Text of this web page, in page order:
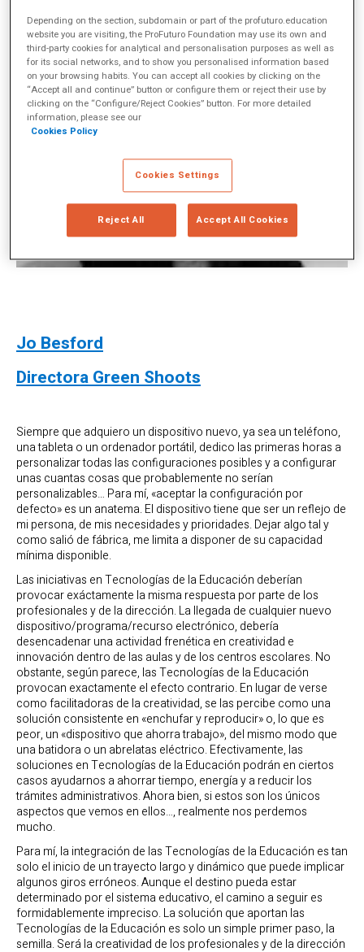
ed.review.
Para leer el artículo original en inglés, haga clic
Sigue la actualidad de WISE en@WISE_es.
Jo Besford
Directora Green Shoots
Siempre que adquiero un dispositivo nuevo, ya sea un teléfono,
una tableta o un ordenador portátil, dedico las primeras horas a
personalizar todas las configuraciones posibles y a configurar
unas cuantas cosas que probablemente no serían
personalizables… Para mí, «aceptar la configuración por
defecto» es un anatema. El dispositivo tiene que ser un reflejo de
mi persona, de mis necesidades y prioridades. Dejar algo tal y
como salió de fábrica, me limita a disponer de su capacidad
mínima disponible.
Las iniciativas en Tecnologías de la Educación deberían
provocar exáctamente la misma respuesta por parte de los
profesionales y de la dirección. La llegada de cualquier nuevo
dispositivo/programa/recurso electrónico, debería
desencadenar una actividad frenética en creatividad e
innovación dentro de las aulas y de los centros escolares. No
obstante, según parece, las Tecnologías de la Educación
provocan exactamente el efecto contrario. En lugar de verse
como facilitadoras de la creatividad, se las percibe como una
solución consistente en «enchufar y reproducir» o, lo que es
peor, un «dispositivo que ahorra trabajo», del mismo modo que
una batidora o un abrelatas eléctrico. Efectivamente, las
soluciones en Tecnologías de la Educación podrán en ciertos
casos ayudarnos a ahorrar tiempo, energía y a reducir los
trámites administrativos. Ahora bien, si estos son los únicos
aspectos que vemos en ellos…, realmente nos perdemos
mucho.
Para mí, la integración de las Tecnologías de la Educación es tan
solo el inicio de un trayecto largo y dinámico que puede implicar
algunos giros erróneos. Aunque el destino pueda estar
determinado por el sistema educativo, el camino a seguir es
formidablemente impreciso. La solución que aportan las
Tecnologías de la Educación es solo un simple primer paso, la
semilla. Será la creatividad de los profesionales y de la dirección
Depending on the section, subdomain or part of the profuturo.education
website you are visiting, the ProFuturo Foundation may use its own and
third-party cookies for analytical and personalisation purposes as well as
for its social networks, and to show you personalised information based
on your browsing habits. You can accept all cookies by clicking on the
“Accept all and continue” button or configure them or reject their use by
clicking on the “Configure/Reject Cookies” button. For more detailed
information, please see our
Cookies Policy
Cookies Settings
Reject All Accept All Cookies